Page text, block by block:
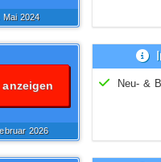
Mai2024
2026
Neu- &